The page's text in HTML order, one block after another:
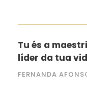
Tu és a
líder da tua
FERNANDA